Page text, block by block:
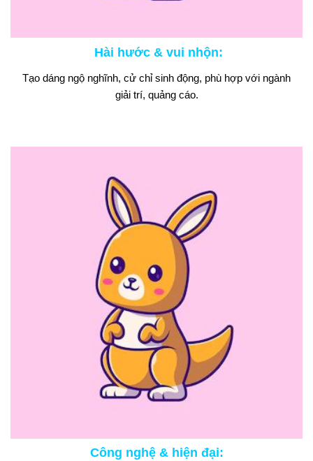
Hài hước & vui nhộn:
Tạo dáng ngộ nghĩnh, cử chỉ sinh động, phù hợp với ngành
giải trí, quảng cáo.
Công nghệ & hiện đại: